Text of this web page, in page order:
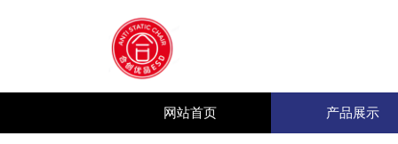
网站首页 产品展示